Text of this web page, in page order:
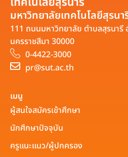
มหาวิทยาลัยเทคโนโลยีสุรนา
111 ถนนมหาวิทยาลัย ตำบลสุรนารี
นครราชสีมา 30000
0-4422-3000
pr@sut.ac.th
เมนู
ผู้สนใจสมัครเข้าศึกษา
นักศึกษาปัจจุบัน
ครูแนะแนว/ผู้ปกครอง